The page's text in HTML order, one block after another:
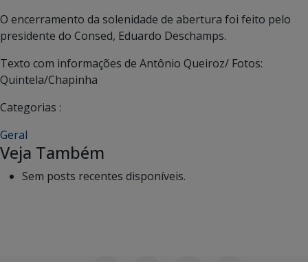
O encerramento da solenidade de abertura foi feito pelo
presidente do Consed, Eduardo Deschamps.
Texto com informações de Antônio Queiroz/ Fotos:
Quintela/Chapinha
Categorias :
Geral
Veja Também
Sem posts recentes disponíveis.